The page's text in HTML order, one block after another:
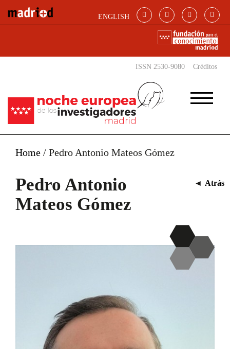
ENGLISH
ISSN 2530-9080 Créditos
Home / Pedro Antonio Mateos Gómez
Pedro Antonio
Mateos Gómez
◄ Atrás